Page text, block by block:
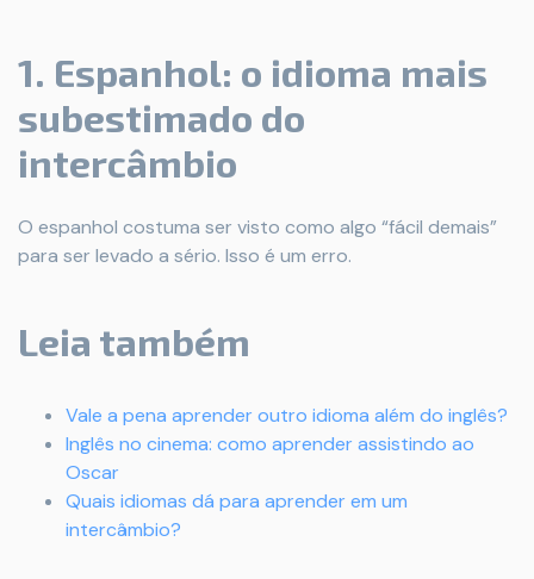
1. Espanhol: o idioma mais
subestimado do
intercâmbio
O espanhol costuma ser visto como algo “fácil demais”
para ser levado a sério. Isso é um erro.
Leia também
Vale a pena aprender outro idioma além do inglês?
Inglês no cinema: como aprender assistindo ao
Oscar
Quais idiomas dá para aprender em um
intercâmbio?